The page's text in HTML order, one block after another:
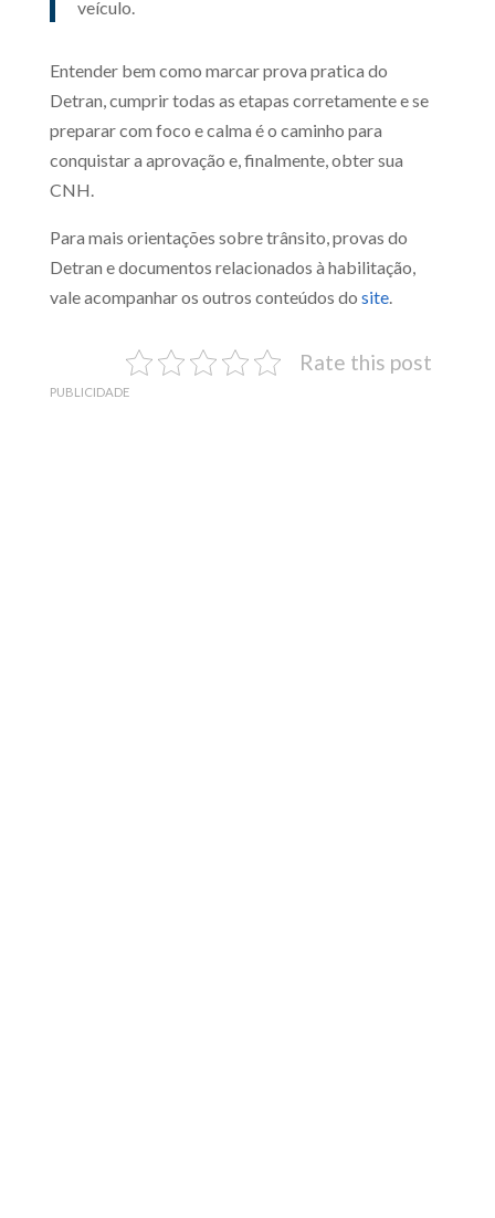
veículo.
Entender bem como marcar prova pratica do
Detran, cumprir todas as etapas corretamente e se
preparar com foco e calma é o caminho para
conquistar a aprovação e, finalmente, obter sua
CNH.
Para mais orientações sobre trânsito, provas do
Detran e documentos relacionados à habilitação,
vale acompanhar os outros conteúdos do site.
Rate this post
PUBLICIDADE